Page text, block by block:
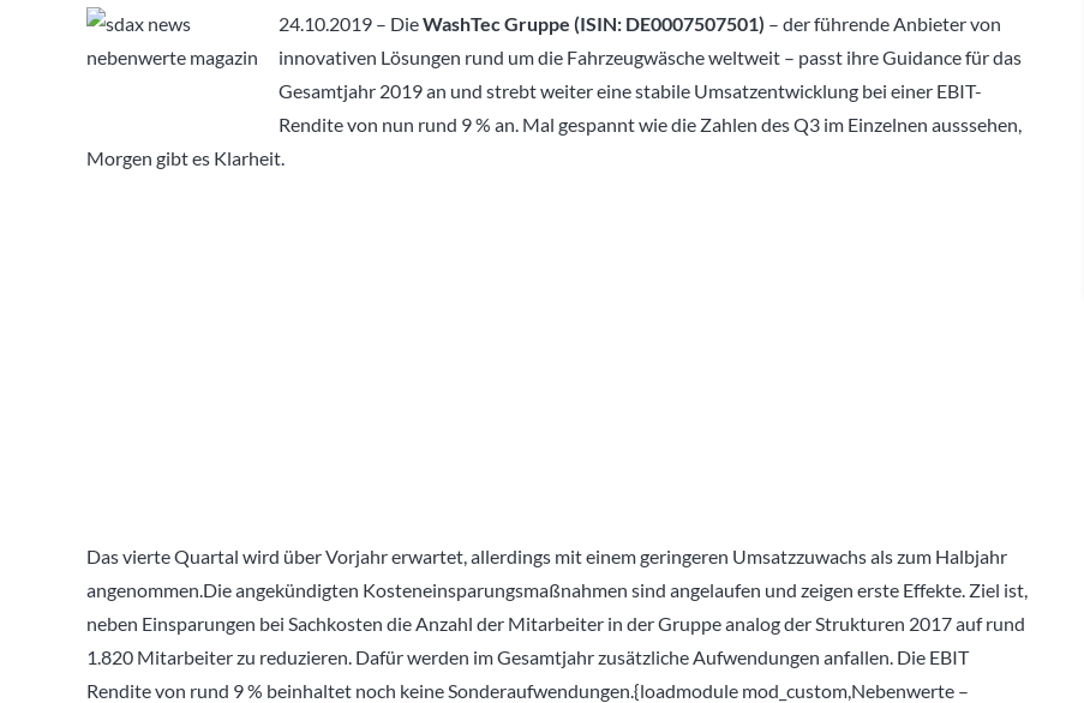
24.10.2019 – DieWashTec Gruppe (ISIN: DE0007507501) – der führende Anbieter von
innovativen Lösungen rund um die Fahrzeugwäsche weltweit – passt ihre Guidance für das
Gesamtjahr 2019 an und strebt weiter eine stabile Umsatzentwicklung bei einer EBIT-
Rendite von nun rund 9 % an. Mal gespannt wie die Zahlen des Q3 im Einzelnen ausssehen,
Morgen gibt es Klarheit.
Das vierte Quartal wird über Vorjahr erwartet, allerdings mit einem geringeren Umsatzzuwachs als zum Halbjahr
angenommen.Die angekündigten Kosteneinsparungsmaßnahmen sind angelaufen und zeigen erste Effekte. Ziel ist,
neben Einsparungen bei Sachkosten die Anzahl der Mitarbeiter in der Gruppe analog der Strukturen 2017 auf rund
1.820 Mitarbeiter zu reduzieren. Dafür werden im Gesamtjahr zusätzliche Aufwendungen anfallen. Die EBIT
Rendite von rund 9 % beinhaltet noch keine Sonderaufwendungen.{loadmodule mod_custom,Nebenwerte –